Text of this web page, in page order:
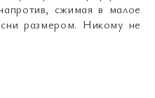
сжимая в малое
размером. Никому не